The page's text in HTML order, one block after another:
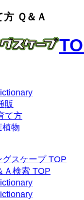
Ｑ＆Ａ
販
て方
植物
スケープ TOP
Ａ検索 TOP